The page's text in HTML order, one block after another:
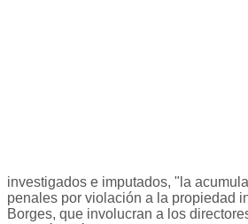
investigados e imputados, "la
penales por violación a la propiedad
Borges, que involucran a los